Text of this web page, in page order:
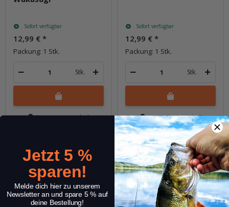
Sofort verfügbar
12,99 € *
Packung: 1 Stk.
Stk.
Frage zum Artikel
Sofort verfügbar
12,99 € *
Packung: 1 Stk.
Stk.
Frage zum Artikel
Jetzt 5 %
sparen!
Melde dich hier zu unserem
Newsletter an und spare 5 % auf
deine Bestellung!